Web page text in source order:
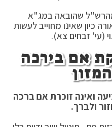
שהובאה במג"א
כיון שאינו מחוייב לעשות
(עי' זבחים צא).
אם בירכה
ואינה זוכרת אם ברכה
ולברך.